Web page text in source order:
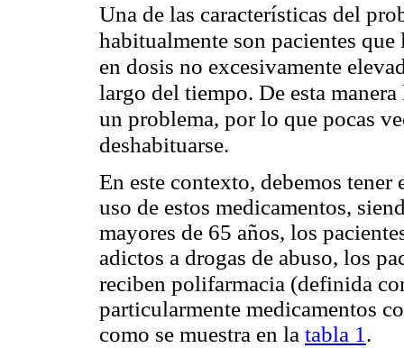
Una de las características del
habitualmente son pacientes
en dosis no excesivamente
largo del tiempo. De esta
un problema, por lo que pocas
deshabituarse.
En este contexto, debemos
uso de estos medicamentos,
mayores de 65 años, los
adictos a drogas de abuso, los
reciben polifarmacia (definida
particularmente medicamentos
como se muestra en la tabla 1.